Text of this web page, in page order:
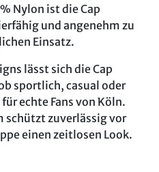
Nylon ist die Cap
und angenehm zu
Einsatz.
lässt sich die Cap
sportlich, casual oder
echte Fans von Köln.
schützt zuverlässig vor
einen zeitlosen Look.